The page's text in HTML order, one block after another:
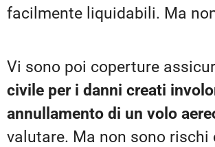
facilmente liquidabili. Ma
Vi sono poi coperture
civile per i danni creati
annullamento di un volo
valutare. Ma non sono